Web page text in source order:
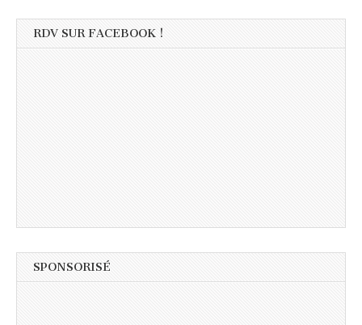
RDV SUR FACEBOOK !
SPONSORISÉ